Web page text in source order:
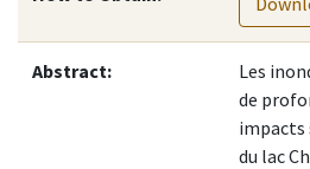
Abstract:
Les
de
impacts
du lac